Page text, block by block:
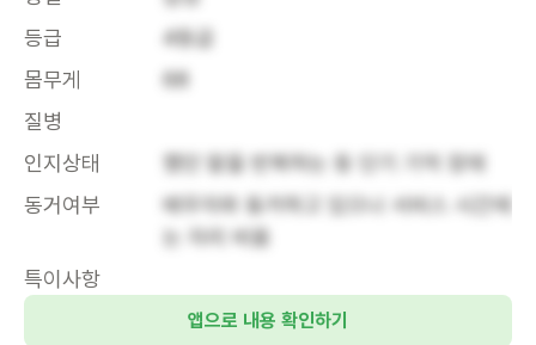
등급
4등급
몸무게
68
질병
인지상태
했던 말을 반복하는 등 단기 기억 장애
동거여부
배우자와 동거하고 있으나 서비스 시간에
는 자리 비움
특이사항
앱으로 내용 확인하기